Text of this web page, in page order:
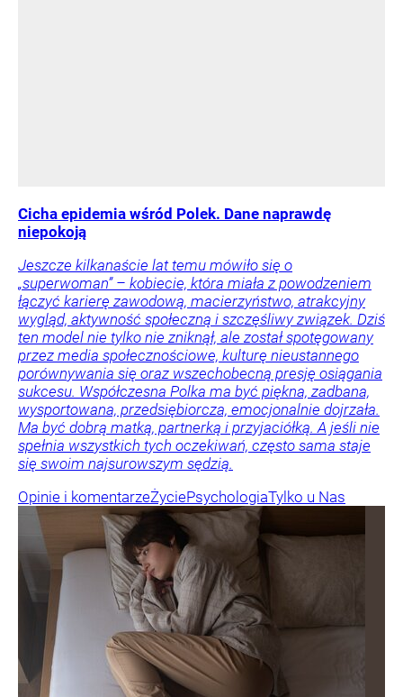
Cicha epidemia wśród Polek. Dane naprawdę
niepokoją
Jeszcze kilkanaście lat temu mówiło się o
„superwoman” – kobiecie, która miała z powodzeniem
łączyć karierę zawodową, macierzyństwo, atrakcyjny
wygląd, aktywność społeczną i szczęśliwy związek. Dziś
ten model nie tylko nie zniknął, ale został spotęgowany
przez media społecznościowe, kulturę nieustannego
porównywania się oraz wszechobecną presję osiągania
sukcesu. Współczesna Polka ma być piękna, zadbana,
wysportowana, przedsiębiorcza, emocjonalnie dojrzała.
Ma być dobrą matką, partnerką i przyjaciółką. A jeśli nie
spełnia wszystkich tych oczekiwań, często sama staje
się swoim najsurowszym sędzią.
Opinie i komentarzeŻyciePsychologiaTylko u Nas